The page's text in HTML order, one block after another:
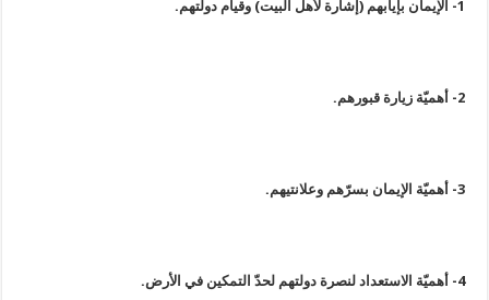
1- الإيمان بإيابهم (إشارة لأهل البيت) وقيام دولتهم.
2- أهميّة زيارة قبورهم.
3- أهميّة الإيمان بسرّهم وعلانتيهم.
4- أهميّة الاستعداد لنصرة دولتهم لحدّ التمكين في الأرض.